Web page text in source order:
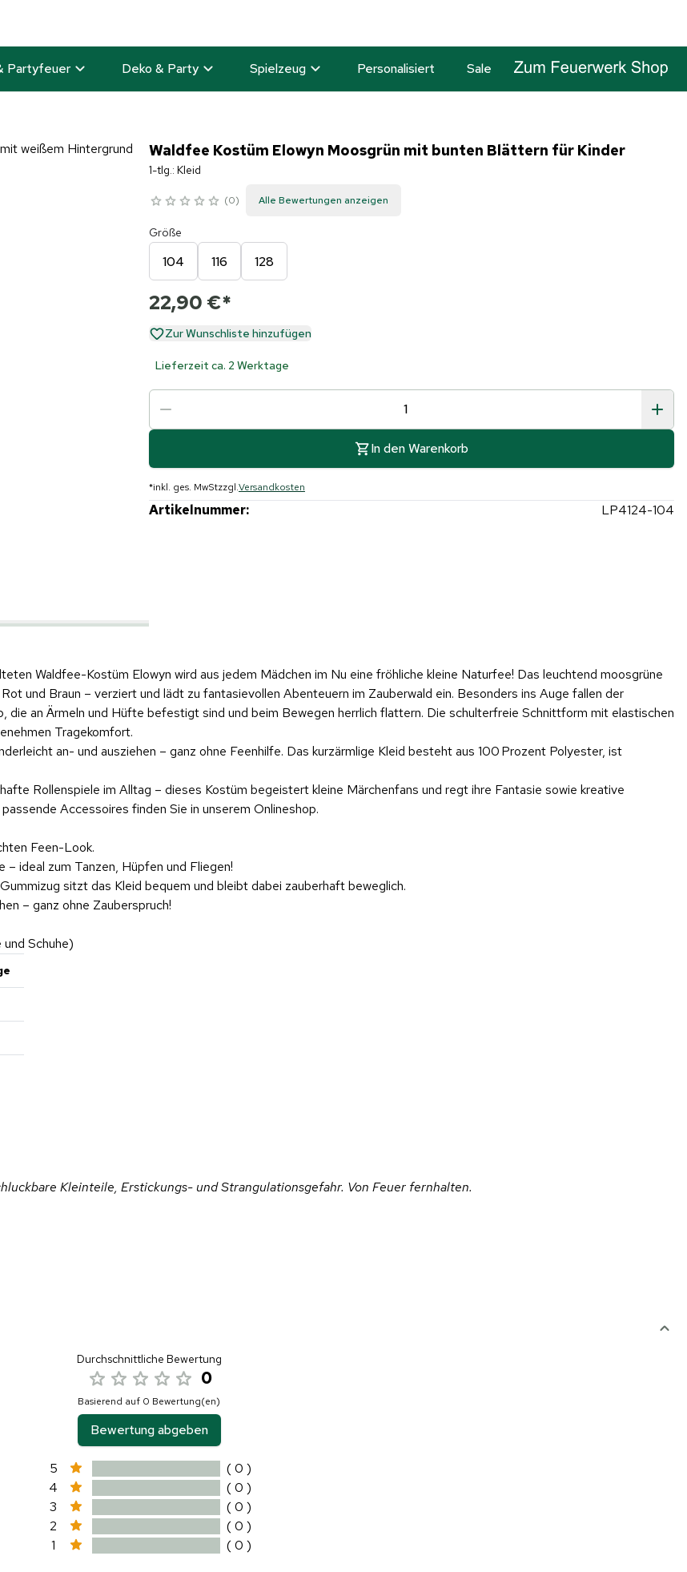
Partyfeuer Deko & Party Spielzeug Personalisiert Sale
Waldfee Kostüm Elowyn Moosgrün mit bunten Blättern für Kinder
1-tlg.: Kleid
0 Alle Bewertungen anzeigen
Größe
104 116 128
22,90 €*
Zur Wunschliste hinzufügen
Lieferzeit ca. 2 Werktage
In den Warenkorb
*inkl. ges. MwStzzgl.Versandkosten
Artikelnummer: LP4124-104
Waldfee-Kostüm Elowyn wird aus jedem Mädchen im Nu eine fröhliche kleine Naturfee! Das leuchtend moosgrüne
und Braun – verziert und lädt zu fantasievollen Abenteuern im Zauberwald ein. Besonders ins Auge fallen der
die an Ärmeln und Hüfte befestigt sind und beim Bewegen herrlich flattern. Die schulterfreie Schnittform mit elastischen
Tragekomfort.
an- und ausziehen – ganz ohne Feenhilfe. Das kurzärmlige Kleid besteht aus 100 Prozent Polyester, ist
Rollenspiele im Alltag – dieses Kostüm begeistert kleine Märchenfans und regt ihre Fantasie sowie kreative
Accessoires finden Sie in unserem Onlineshop.
Feen-Look.
ideal zum Tanzen, Hüpfen und Fliegen!
sitzt das Kleid bequem und bleibt dabei zauberhaft beweglich.
– ganz ohne Zauberspruch!
Schuhe)
Kleinteile, Erstickungs- und Strangulationsgefahr. Von Feuer fernhalten.
Durchschnittliche Bewertung
0
Basierend auf 0 Bewertung(en)
Bewertung abgeben
5
( 0 )
4
( 0 )
3
( 0 )
2
( 0 )
1
( 0 )